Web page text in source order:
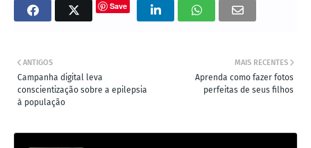
Save
MAIS RECENTES
Aprenda como fazer fotos
perfeitas de seus filhos
ANTIGOS
Campanha digital leva
conscientização sobre a epilepsia
à população